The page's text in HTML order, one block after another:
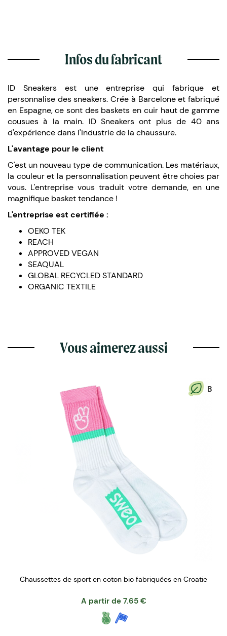
Infos du fabricant
ID Sneakers est une entreprise qui fabrique et
personnalise des sneakers. Crée à Barcelone et fabriqué
en Espagne, ce sont des baskets en cuir haut de gamme
cousues à la main. ID Sneakers ont plus de 40 ans
d'expérience dans l'industrie de la chaussure.
L'avantage pour le client
C'est un nouveau type de communication. Les matériaux,
la couleur et la personnalisation peuvent être choies par
vous. L'entreprise vous traduit votre demande, en une
magnifique basket tendance !
L'entreprise est certifiée :
OEKO TEK
REACH
APPROVED VEGAN
SEAQUAL
GLOBAL RECYCLED STANDARD
ORGANIC TEXTILE
Vous aimerez aussi
B
Chaussettes de sport en coton bio fabriquées en Croatie
A partir de 7.65 €